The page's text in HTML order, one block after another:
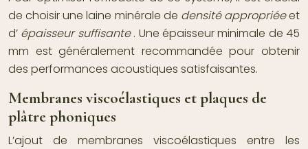
de choisir une laine minérale de densité appropriéeet
d’ épaisseur suffisante. Une épaisseur minimale de 45
mm est généralement recommandée pour obtenir
des performances acoustiques satisfaisantes.
Membranes viscoélastiques et plaques de
plâtre phoniques
L’ajout de membranes viscoélastiques entre les